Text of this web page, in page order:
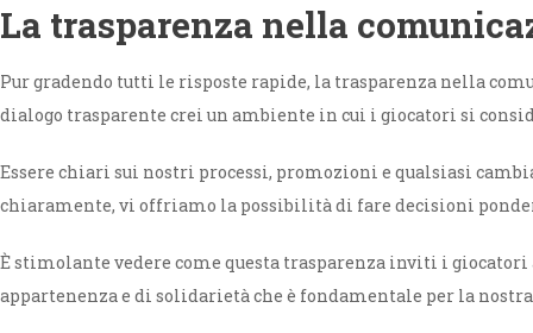
La trasparenza nella
Pur gradendo tutti le risposte rapide, la trasparenza nella
dialogo trasparente crei un ambiente in cui i giocatori si
Essere chiari sui nostri processi, promozioni e qualsiasi
chiaramente, vi offriamo la possibilità di fare decisioni
È stimolante vedere come questa trasparenza inviti i
appartenenza e di solidarietà che è fondamentale per la